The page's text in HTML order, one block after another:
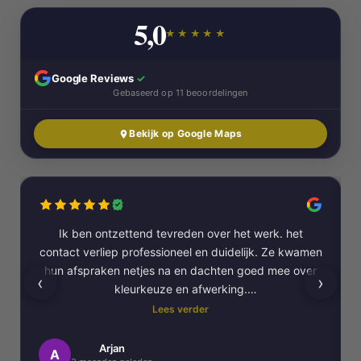
5,0★★★★★
Google Reviews ✓
Gebaseerd op 11 beoordelingen
Bekijk op Google Maps
Ik ben ontzettend tevreden over het werk. het
contact verliep professioneel en duidelijk. Ze kwamen
hun afspraken netjes na en dachten goed mee over
kleurkeuze en afwerking.
uitgevoerd. Alles is strak afgewerkt en ze werkten
Lees verder
A Arjan
‹ ›